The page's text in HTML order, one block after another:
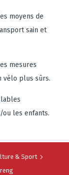
moyens de
sain et
mesures
vélo plus sûrs.
les enfants.
& Sport